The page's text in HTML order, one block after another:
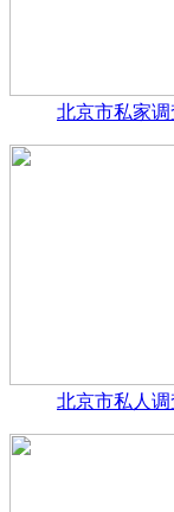
北京市私家
北京市私人